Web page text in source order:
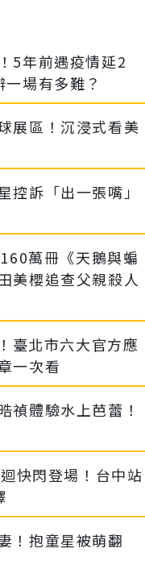
5年前遇疫情延2
場有多難？
展區！沉浸式看美
控訴「出一張嘴」
萬冊《天鵝與蝙
美櫻追查父親殺人
臺北市六大官方應
一次看
禎體驗水上芭蕾！
快閃登場！台中站
！抱童星被萌翻